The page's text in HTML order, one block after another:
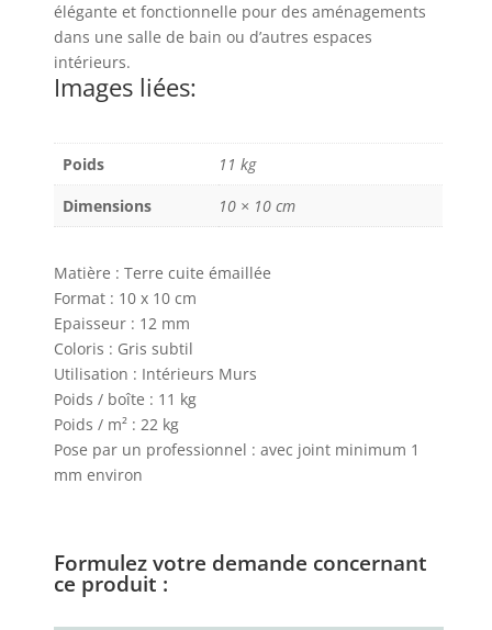
élégante et fonctionnelle pour des aménagements
dans une salle de bain ou d’autres espaces
intérieurs.
Images liées:
Poids
11 kg
Dimensions
10 × 10 cm
Matière : Terre cuite émaillée
Format : 10 x 10 cm
Epaisseur : 12 mm
Coloris : Gris subtil
Utilisation : Intérieurs Murs
Poids / boîte : 11 kg
Poids / m² : 22 kg
Pose par un professionnel : avec joint minimum 1
mm environ
Formulez votre demande concernant
ce produit :